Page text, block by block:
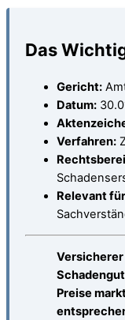
Das
Gericht:
Datum:
Verfahren:
Relevant
Versicherer
Preise